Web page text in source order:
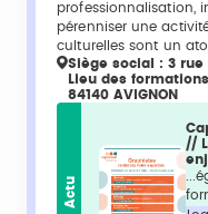
professionnalisation,
pérenniser une
culturelles sont un
Siège social : 3 rue
Lieu des
84140 AVIGNON
Actu
//